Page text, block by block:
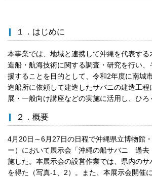
１．はじめに
本事業では、地域と連携して沖縄を代表す
造船・航海技術に関する調査・研究を行い、
援することを目的として、令和2年度に南城
造船所に依頼して建造したサバニの建造工
展・一般向け講座などの実施に活用し、ひろ
２．概要
4月20日～6月27日の日程で沖縄県立博物館
ー）において展示会「沖縄の船サバニ 過去
施した。本展示会の設営作業では、県内のサ
を得た（写真-1、2）。また、本展示会開催